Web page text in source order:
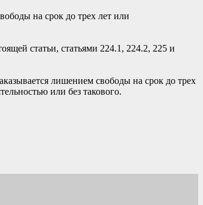
на срок до трех лет или
статьи, статьями 224.1, 224.2, 225 и
лишением свободы на срок до трех
или без такового.